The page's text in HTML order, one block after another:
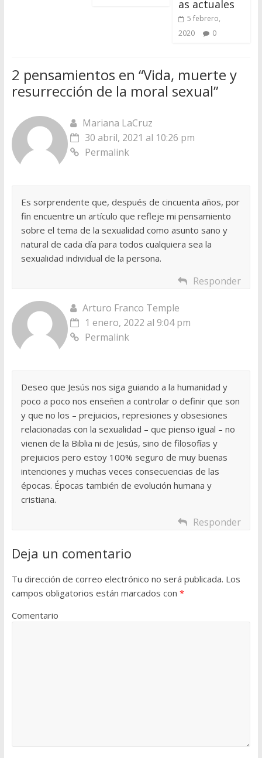
as actuales
5 febrero,
2020
0
2 pensamientos en “Vida, muerte y
resurrección de la moral sexual”
Mariana LaCruz
30 abril, 2021 al 10:26 pm
Permalink
Es sorprendente que, después de cincuenta años, por
fin encuentre un artículo que refleje mi pensamiento
sobre el tema de la sexualidad como asunto sano y
natural de cada día para todos cualquiera sea la
sexualidad individual de la persona.
Responder
Arturo Franco Temple
1 enero, 2022 al 9:04 pm
Permalink
Deseo que Jesús nos siga guiando a la humanidad y
poco a poco nos enseñen a controlar o definir que son
y que no los – prejuicios, represiones y obsesiones
relacionadas con la sexualidad – que pienso igual – no
vienen de la Biblia ni de Jesús, sino de filosofías y
prejuicios pero estoy 100% seguro de muy buenas
intenciones y muchas veces consecuencias de las
épocas. Épocas también de evolución humana y
cristiana.
Responder
Deja un comentario
Tu dirección de correo electrónico no será publicada. Los
campos obligatorios están marcados con *
Comentario